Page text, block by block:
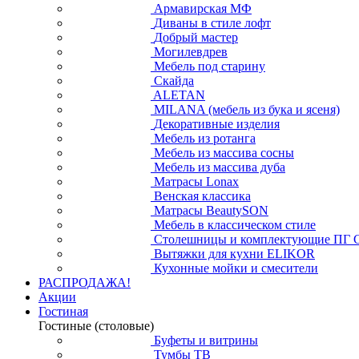
Армавирская МФ
Диваны в стиле лофт
Добрый мастер
Могилевдрев
Мебель под старину
Скайда
ALETAN
MILANA (мебель из бука и ясеня)
Декоративные изделия
Мебель из ротанга
Мебель из массива сосны
Мебель из массива дуба
Матрасы Lonax
Венская классика
Матрасы BeautySON
Мебель в классическом стиле
Столешницы и комплектующие ПГ
Вытяжки для кухни ELIKOR
Кухонные мойки и смесители
РАСПРОДАЖА!
Акции
Гостиная
Гостиные (столовые)
Буфеты и витрины
Тумбы ТВ